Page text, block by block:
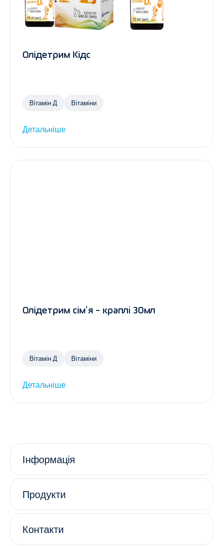
Олідетрим Кідс
Вітамін Д Вітаміни
Детальніше
Олідетрим сім’я - краплі 30мл
Вітамін Д Вітаміни
Детальніше
Інформація
Продукти
Контакти